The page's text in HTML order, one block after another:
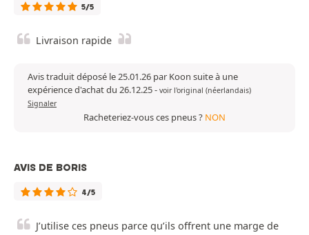
5/5
Livraison rapide
Avis traduit déposé le 25.01.26 par Koon suite à une
expérience d'achat du 26.12.25- voir l'original (néerlandais)
Signaler
Racheteriez-vous ces pneus ? NON
AVIS DE BORIS
4/5
J’utilise ces pneus parce qu’ils offrent une marge de